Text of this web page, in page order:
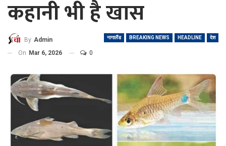
कहानी भी है खास
नागालैंड BREAKING NEWS HEADLINE देश
By Admin
On Mar 6, 2026 0